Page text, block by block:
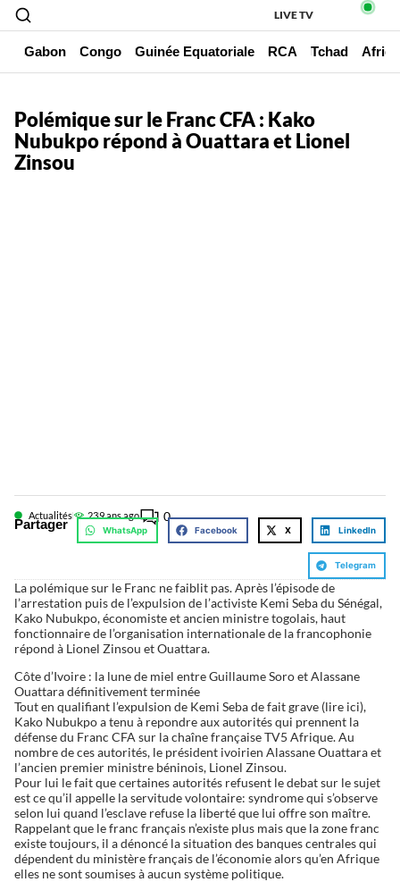
LIVE TV
Gabon Congo Guinée Equatoriale RCA Tchad
Polémique sur le Franc CFA : Kako
Nubukpo répond à Ouattara et Lionel
Zinsou
Actualités 239 ans ago 0
Partager WhatsApp Facebook X LinkedIn
Telegram
La polémique sur le Franc ne faiblit pas. Après l’épisode de
l’arrestation puis de l’expulsion de l’activiste Kemi Seba du Sénégal,
Kako Nubukpo, économiste et ancien ministre togolais, haut
fonctionnaire de l’organisation internationale de la francophonie
répond à Lionel Zinsou et Ouattara.
Côte d’Ivoire : la lune de miel entre Guillaume Soro et Alassane
Ouattara définitivement terminée
Tout en qualifiant l’expulsion de Kemi Seba de fait grave (lire ici),
Kako Nubukpo a tenu à repondre aux autorités qui prennent la
défense du Franc CFA sur la chaîne française TV5 Afrique. Au
nombre de ces autorités, le président ivoirien Alassane Ouattara et
l’ancien premier ministre béninois, Lionel Zinsou.
Pour lui le fait que certaines autorités refusent le debat sur le sujet
est ce qu’il appelle la servitude volontaire: syndrome qui s’observe
selon lui quand l’esclave refuse la liberté que lui offre son maître.
Rappelant que le franc français n’existe plus mais que la zone franc
existe toujours, il a dénoncé la situation des banques centrales qui
dépendent du ministère français de l’économie alors qu’en Afrique
elles ne sont soumises à aucun système politique.